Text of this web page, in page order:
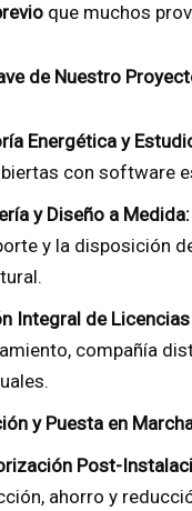
que muchos
de Nuestro
Energética y
con software
y Diseño a Medida:
y la disposición
Integral de
compañía
y Puesta en
Post-
ahorro y